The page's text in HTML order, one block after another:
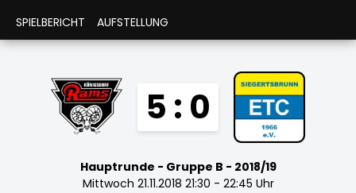
SPIELBERICHT AUFSTELLUNG
5 : 0
Hauptrunde - Gruppe B - 2018/19
Mittwoch 21.11.2018 21:30 - 22:45 Uhr